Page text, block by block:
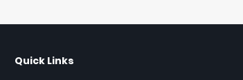
Quick Links